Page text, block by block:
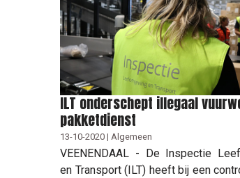
ILT onderschept illegaal
pakketdienst
13-10-2020 | Algemeen
VEENENDAAL - De Inspectie
en Transport (ILT) heeft bij een